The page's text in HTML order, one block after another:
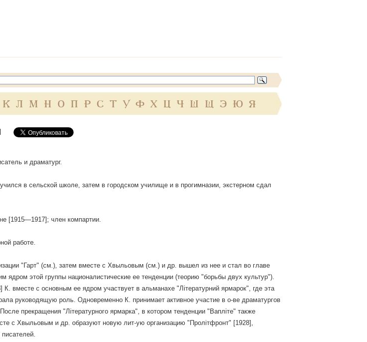
К Л М Н О П Р С Т У Ф Х Ц Ч Ш Щ Э Ю Я
и драматург.
в сельской школе, затем в городском училище и в прогимназии, экстерном сдал
[1915—1917]; член компартии.
работе.
"Гарт" (см.), затем вместе с Хвыльовым (см.) и др. вышел из нее и стал во главе
ядром этой группы националистические ее тенденции (теорию "борьбы двух культур").
К. вместе с основным ее ядром участвует в альманахе "Літературний ярмарок", где эта
руководящую роль. Одновременно К. принимает активное участие в о-ве драматургов
прекращения "Літературного ярмарка", в котором тенденции "Вапліте" также
с Хвыльовым и др. образуют новую лит-ую организацию "Пролітфронт" [1928],